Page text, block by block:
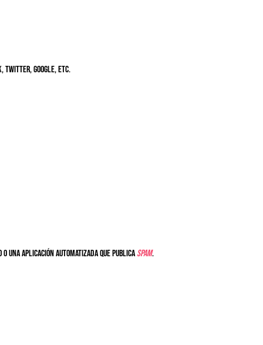
Twitter, Google, etc.
una aplicación automatizada que publicaspam.